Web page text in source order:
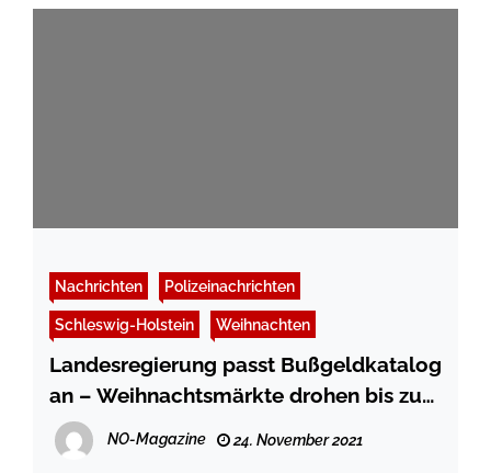
Nachrichten Polizeinachrichten
Schleswig-Holstein Weihnachten
Landesregierung passt Bußgeldkatalog
an – Weihnachtsmärkte drohen bis zu
3000 Euro Bußgeld bei fehlendem
Hygienekonzept
NO-Magazine 24. November 2021